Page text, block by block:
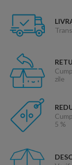
zile
5 %